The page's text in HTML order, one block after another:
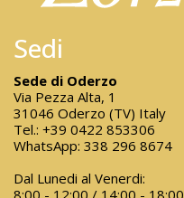
Sedi
Sede di Oderzo
Via Pezza Alta, 1
31046 Oderzo (TV) Italy
Tel.: +39 0422 853306
WhatsApp: 338 296 8674
Dal Lunedi al Venerdi: